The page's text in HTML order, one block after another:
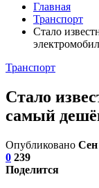
Главная
Транспорт
Стало
Транспорт
Стало
самый
Опубликовано Сен
0 239
Поделится